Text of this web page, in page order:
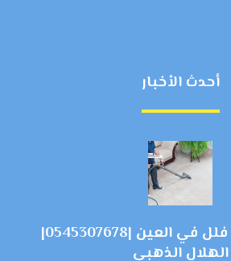
أحدث الأخبار
شركة تنظيف فلل في العين |0545307678|
الهلال الذهبي